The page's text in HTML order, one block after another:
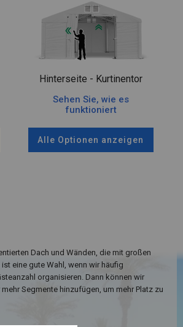
Hinterseite - Kurtinentor
Sehen Sie, wie es
funktioniert
Alle Optionen anzeigen
Dach und Wänden, die mit großen
eine gute Wahl, wenn wir häufig
organisieren. Dann können wir
Segmente hinzufügen, um mehr Platz zu